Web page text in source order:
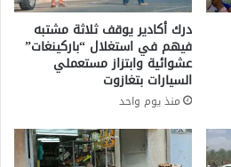
درك أكادير يوقف ثلاثة مشتبه
فيهم في استغلال “باركينغات”
عشوائية وابتزاز مستعملي
السيارات بتغازوت
منذ يوم واحد